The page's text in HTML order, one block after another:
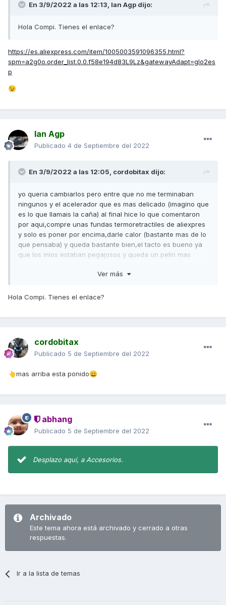
En 3/9/2022 a las 12:13, Ian Agp dijo:
Hola Compi. Tienes el enlace?
https://es.aliexpress.com/item/1005003591096355.html?
spm=a2g0o.order_list.0.0.f58e194d83L9Lz&gatewayAdapt=glo2es
p
😉
Ian Agp
Publicado 4 de Septiembre del 2022
En 3/9/2022 a las 12:05, cordobitax dijo:
yo queria cambiarlos pero entre que no me terminaban
ningunos y el acelerador que es mas delicado (imagino que
es lo que llamais la caña) al final hice lo que comentaron
por aqui,compre unas fundas termoretractiles de aliexpres
y solo es poner por encima,darle calor (bastante mas de lo
que pensaba) y queda bastante bien,el tacto es bueno ya
que los mios estaban pegajosos y queda un pelin mas
perecen nuevos,por probar....
Ver más
Hola Compi. Tienes el enlace?
cordobitax
Publicado 5 de Septiembre del 2022
👆mas arriba esta ponido😄
abhang
Publicado 5 de Septiembre del 2022
Desplazo aquí, a Accesorios.
Archivado
Este tema ahora está archivado y cerrado a otras
respuestas.
Ir a la lista de temas